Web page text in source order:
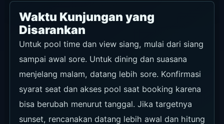
Waktu Kunjungan yang
Disarankan
Untuk pool time dan view siang, mulai dari siang
sampai awal sore. Untuk dining dan suasana
menjelang malam, datang lebih sore. Konfirmasi
syarat seat dan akses pool saat booking karena
bisa berubah menurut tanggal. Jika targetnya
sunset, rencanakan datang lebih awal dan hitung